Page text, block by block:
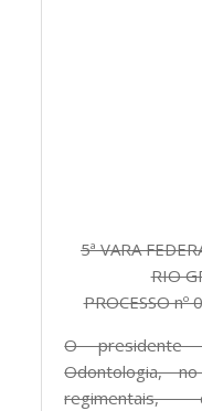
5ª VARA
RIO
PROCESSO
O presidente
Odontologia,
regimentais,